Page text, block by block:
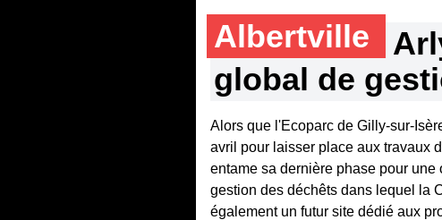
Albertville
global de
Alors que l'Ecoparc de Gilly-sur-
avril pour laisser place aux travaux
entame sa dernière phase pour
gestion des déchêts dans lequel la
également un futur site dédié aux